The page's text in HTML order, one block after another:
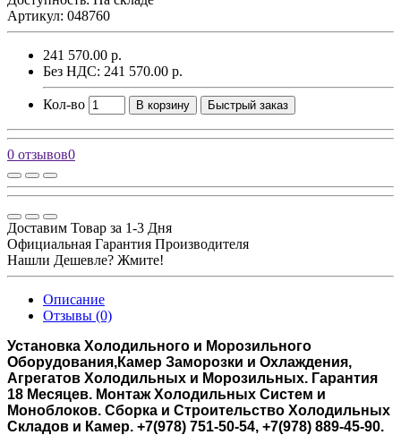
Артикул: 048760
241 570.00 р.
Без НДС: 241 570.00 р.
Кол-во В корзину Быстрый заказ
0 отзывов0
Доставим Товар за 1-3 Дня
Официальная Гарантия Производителя
Нашли Дешевле? Жмите!
Описание
Отзывы (0)
Установка Холодильного и Морозильного
Оборудования,Камер Заморозки и Охлаждения,
Агрегатов Холодильных и Морозильных. Гарантия
18 Месяцев. Монтаж Холодильных Систем и
Моноблоков. Сборка и Строительство Холодильных
Складов и Камер. +7(978) 751-50-54, +7(978) 889-45-90.